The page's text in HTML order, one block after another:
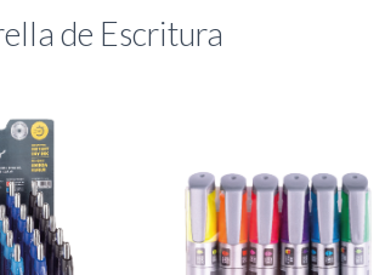
de Escritura